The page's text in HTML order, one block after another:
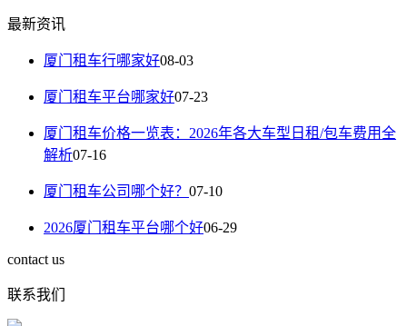
最新资讯
厦门租车行哪家好08-03
厦门租车平台哪家好07-23
厦门租车价格一览表：2026年各大车型日租/包车费用全
解析07-16
厦门租车公司哪个好？ 07-10
2026厦门租车平台哪个好06-29
contact us
联系我们